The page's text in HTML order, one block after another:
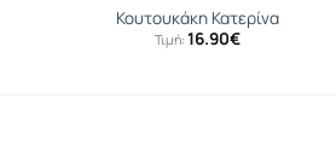
Κουτουκάκη Κατερίνα
Τιμή: 16.90€